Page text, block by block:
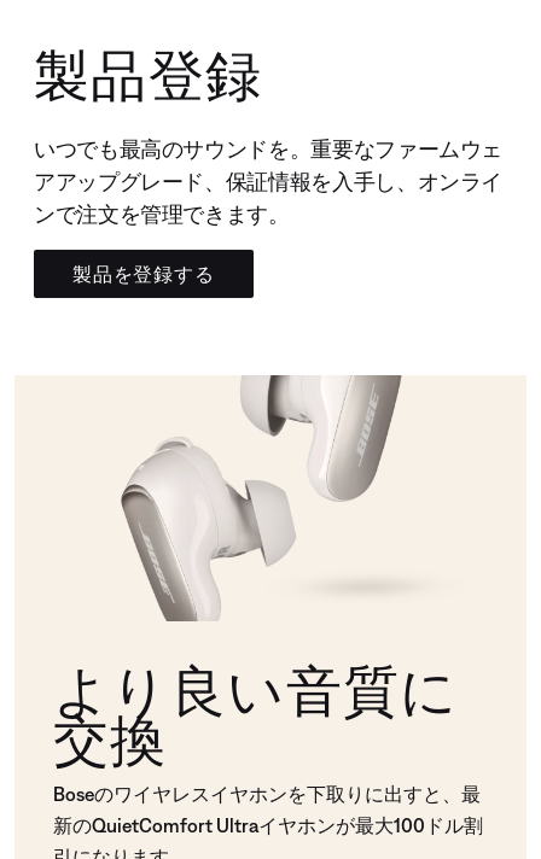
製品登録
いつでも最高のサウンドを。重要なファームウェ
アアップグレード、保証情報を入手し、オンライ
ンで注文を管理できます。
製品を登録する
より良い音質に
交換
Boseのワイヤレスイヤホンを下取りに出すと、最
新のQuietComfort Ultraイヤホンが最大100ドル割